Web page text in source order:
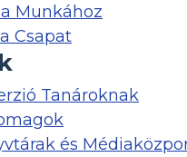
Munkához
Csapat
Tanároknak
és